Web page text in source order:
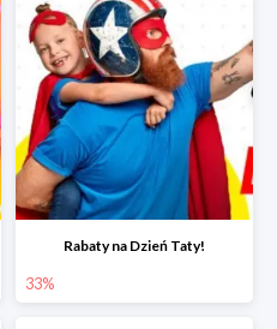
Rabaty na Dzień Taty!
33%